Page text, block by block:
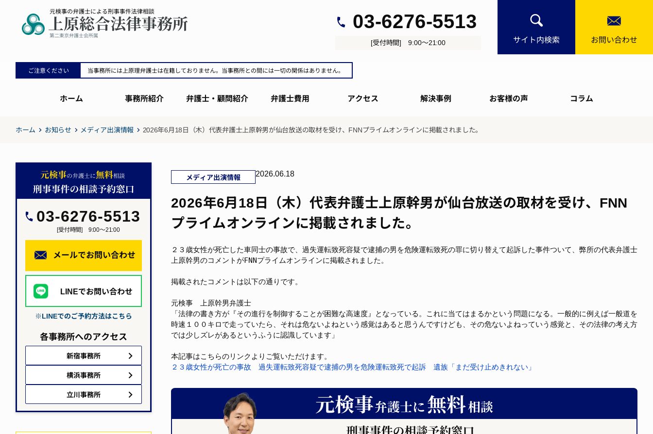
03-6276-5513
[受付時間] 9:00～21:00 サイト内検索 お問い合わせ
ご注意ください 当事務所には上原理弁護士は在籍しておりません。当事務所との間には一切の関係はありません。
ホーム 事務所紹介 弁護士・顧問紹介 弁護士費用 アクセス 解決事例 お客様の声 コラム
ホーム お知らせ メディア出演情報 2026年6月18日（木）代表弁護士上原幹男が仙台放送の取材を受け、FNNプライムオンラインに掲載されました。
メディア出演情報 2026.06.18
2026年6月18日（木）代表弁護士上原幹男が仙台放送の取材を受け、FNN
プライムオンラインに掲載されました。
２３歳女性が死亡した車同士の事故で、過失運転致死容疑で逮捕の男を危険運転致死の罪に切り替えて起訴した事件ついて、弊所の代表弁護士
上原幹男のコメントがFNNプライムオンラインに掲載されました。
掲載されたコメントは以下の通りです。
元検事　上原幹男弁護士
「法律の書き方が『その進行を制御することが困難な高速度』となっている。これに当てはまるかという問題になる。一般的に例えば一般道を
時速１００キロで走っていたら、それは危ないよねという感覚はあると思うんですけども、その危ないよねっていう感覚と、その法律の考え方
では少しズレがあるというふうに認識しています」
本記事はこちらのリンクよりご覧いただけます。
２３歳女性が死亡の事故　過失運転致死容疑で逮捕の男を危険運転致死で起訴　遺族「まだ受け止めきれない」
03-6276-5513
[受付時間] 9:00～21:00
メールでお問い合わせ
LINEでお問い合わせ
※LINEでのご予約方法はこちら
各事務所へのアクセス
新宿事務所
横浜事務所
立川事務所